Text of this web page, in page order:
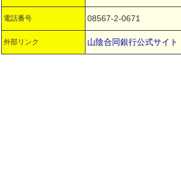
電話番号 08567-2-0671
外部リンク 山陰合同銀行公式サイト